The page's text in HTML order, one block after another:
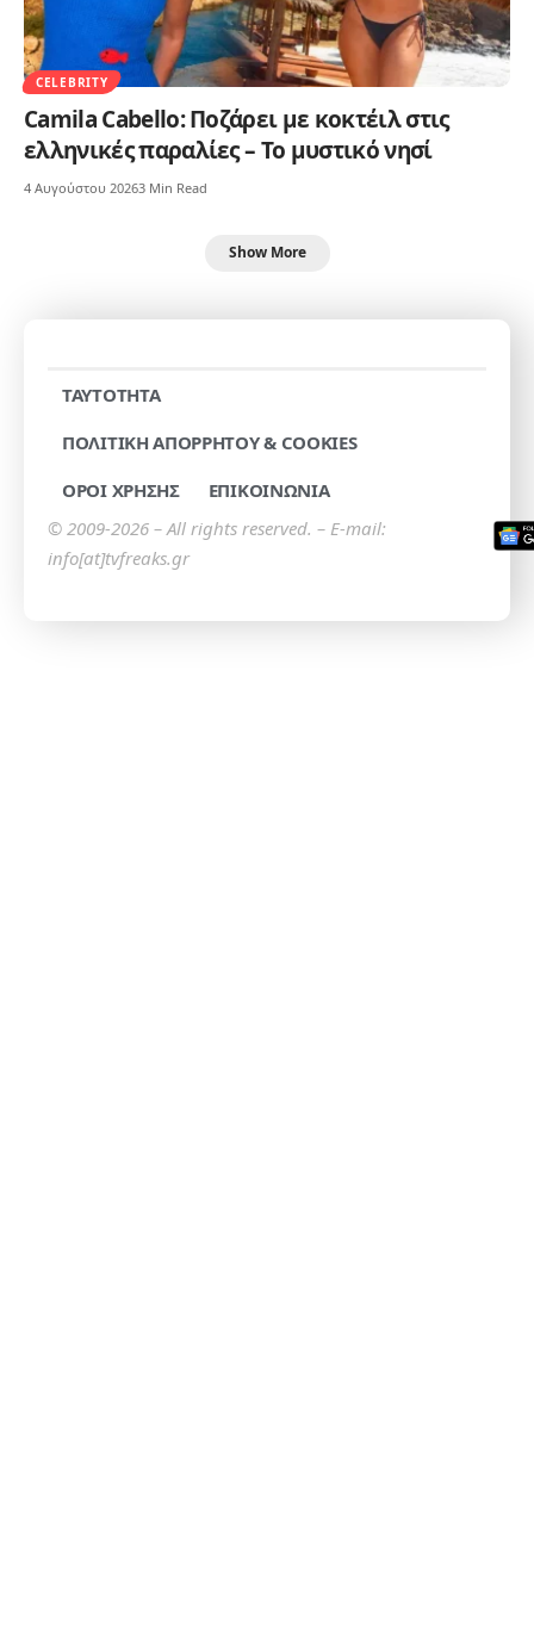
CELEBRITY
Camila Cabello: Ποζάρει με κοκτέιλ στις
ελληνικές παραλίες – Το μυστικό νησί
4 Αυγούστου 20263 Min Read
Show More
TAYTOTHTA
ΠΟΛΙΤΙΚΗ ΑΠΟΡΡΗΤΟΥ & COOKIES
ΟΡΟΙ ΧΡΗΣΗΣ
ΕΠΙΚΟΙΝΩΝΙΑ
© 2009-2026 – All rights reserved. – E-mail:
info[at]tvfreaks.gr